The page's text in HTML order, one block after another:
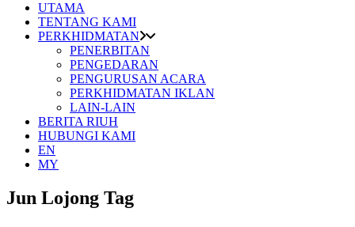
UTAMA
TENTANG KAMI
PERKHIDMATAN
PENERBITAN
PENGEDARAN
PENGURUSAN ACARA
PERKHIDMATAN IKLAN
LAIN-LAIN
BERITA RIUH
HUBUNGI KAMI
EN
MY
Jun Lojong Tag